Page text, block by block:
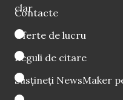
clar
Contacte
Oferte de lucru
Reguli de citare
Susțineți NewsMaker